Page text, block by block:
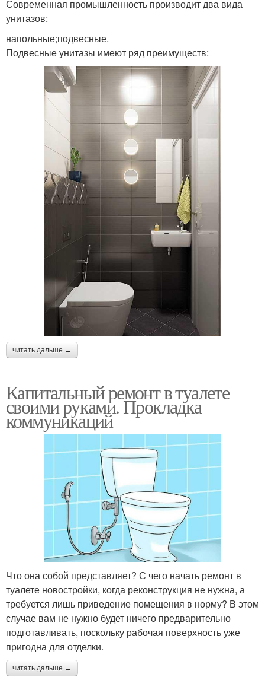
Современная промышленность производит два вида
унитазов:
напольные;подвесные.
Подвесные унитазы имеют ряд преимуществ:
читать дальше →
Капитальный ремонт в туалете
своими руками. Прокладка
коммуникаций
Что она собой представляет? С чего начать ремонт в
туалете новостройки, когда реконструкция не нужна, а
требуется лишь приведение помещения в норму? В этом
случае вам не нужно будет ничего предварительно
подготавливать, поскольку рабочая поверхность уже
пригодна для отделки.
читать дальше →